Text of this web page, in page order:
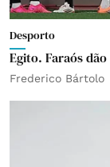
Desporto
Egito. Faraós
Frederico Bártolo